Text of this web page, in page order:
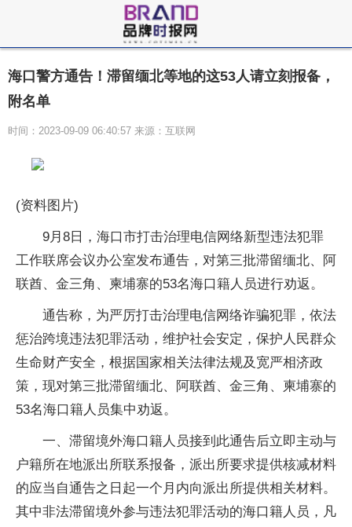
海口警方通告！滞留缅北等地的这53人请立刻报备，
附名单
时间：2023-09-09 06:40:57 来源：互联网
(资料图片)
9月8日，海口市打击治理电信网络新型违法犯罪
工作联席会议办公室发布通告，对第三批滞留缅北、阿
联酋、金三角、柬埔寨的53名海口籍人员进行劝返。
通告称，为严厉打击治理电信网络诈骗犯罪，依法
惩治跨境违法犯罪活动，维护社会安定，保护人民群众
生命财产安全，根据国家相关法律法规及宽严相济政
策，现对第三批滞留缅北、阿联酋、金三角、柬埔寨的
53名海口籍人员集中劝返。
一、滞留境外海口籍人员接到此通告后立即主动与
户籍所在地派出所联系报备，派出所要求提供核减材料
的应当自通告之日起一个月内向派出所提供相关材料。
其中非法滞留境外参与违法犯罪活动的海口籍人员，凡